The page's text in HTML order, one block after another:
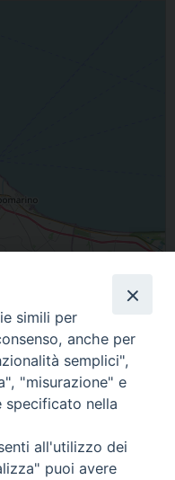
data © OpenStreetMapcontributors
Molise Italia
X T W T
simili per
anche per
semplici",
"misurazione" e
nella
all'utilizzo dei
puoi avere